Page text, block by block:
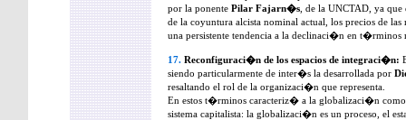
por la ponente Pilar Fajarn�s , de la UNCTAD, ya
de la coyuntura alcista nominal actual, los precios de
una persistente tendencia a la declinaci�n en t�rminos
17. Reconfiguraci�n de los espacios de integraci�n:
siendo particularmente de inter�s la desarrollada por
resaltando el rol de la organizaci�n que representa.
En estos t�rminos caracteriz� a la globalizaci�n como
sistema capitalista: la globalizaci�n es un proceso, el